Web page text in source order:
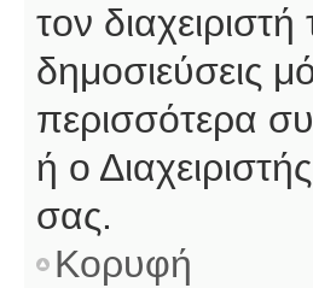
τον
δημοσιεύσεις
περισσότερα
ή ο
σας.
Κορυφή